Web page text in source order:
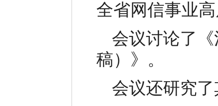
全省网信事业
会议讨论了
稿）》。
会议还研究